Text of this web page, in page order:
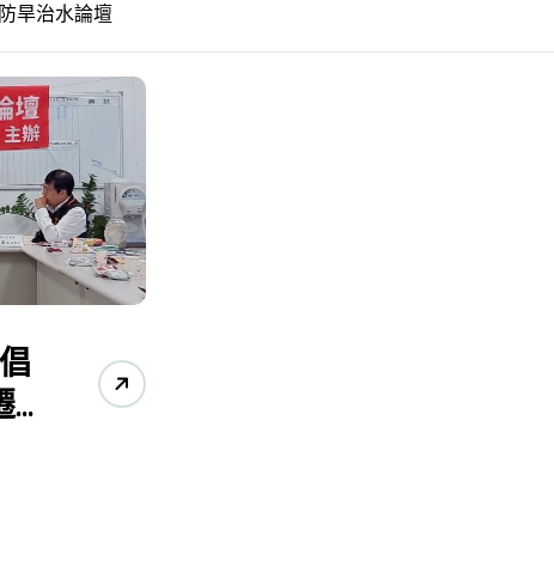
密碼 一座被時光偏愛的巴適小城
潭文學營 支持高雄文學再出發
媛大學跨校合作 並感謝世豐螺絲捐助獎學金
點 【錦瑟】
峰寺
競辦反批賴陣營斷章取義 表達嚴正抗議
防旱治水論壇